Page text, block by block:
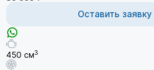
Оставить заявку
450 см3